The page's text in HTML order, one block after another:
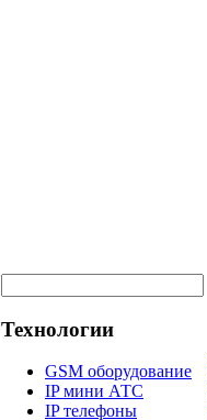
Технологии
GSM оборудование
IP мини АТС
IP телефоны